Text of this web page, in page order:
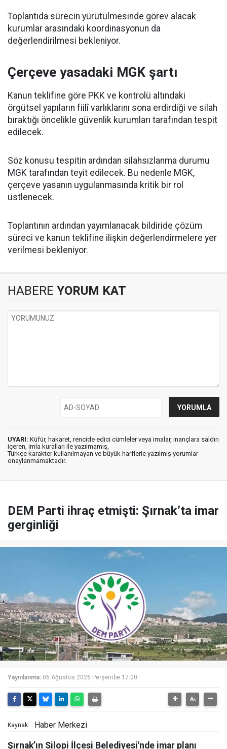
Toplantıda sürecin yürütülmesinde görev alacak
kurumlar arasındaki koordinasyonun da
değerlendirilmesi bekleniyor.
Çerçeve yasadaki MGK şartı
Kanun teklifine göre PKK ve kontrolü altındaki
örgütsel yapıların fiilî varlıklarını sona erdirdiği ve silah
bıraktığı öncelikle güvenlik kurumları tarafından tespit
edilecek.
Söz konusu tespitin ardından silahsızlanma durumu
MGK tarafından teyit edilecek. Bu nedenle MGK,
çerçeve yasanın uygulanmasında kritik bir rol
üstlenecek.
Toplantının ardından yayımlanacak bildiride çözüm
süreci ve kanun teklifine ilişkin değerlendirmelere yer
verilmesi bekleniyor.
HABERE YORUM KAT
UYARI: Küfür, hakaret, rencide edici cümleler veya imalar, inançlara saldırı
içeren, imla kuralları ile yazılmamış,
Türkçe karakter kullanılmayan ve büyük harflerle yazılmış yorumlar
onaylanmamaktadır.
DEM Parti ihraç etmişti: Şırnak’ta imar
gerginliği
Yayınlanma: 06 Ağustos 2026 Perşembe 17:00
Kaynak: Haber Merkezi
Şırnak’ın Silopi İlçesi Belediyesi'nde imar planı